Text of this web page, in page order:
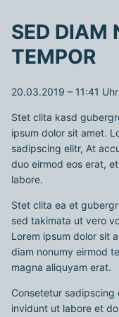
SED DIAM
TEMPOR
20.03.2019 – 11:41 Uhr
Stet clita kasd
ipsum dolor sit amet.
sadipscing elitr, At
duo eirmod eos erat,
labore.
Stet clita ea et
sed takimata ut vero
Lorem ipsum dolor sit
diam nonumy eirmod
magna aliquyam erat.
Consetetur sadipscing
invidunt ut labore et